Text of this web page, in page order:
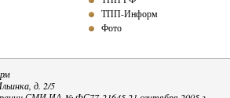
ТПП-Информ
Фото
д. 2/5